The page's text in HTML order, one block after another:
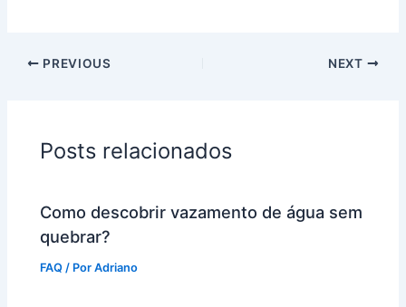
PREVIOUS NEXT
Posts relacionados
Como descobrir vazamento de água sem
quebrar?
FAQ / PorAdriano